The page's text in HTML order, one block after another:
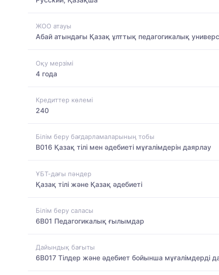
ЖОО атауы
Абай атындағы Қазақ ұлттық педагогикалық
Оқу мерзімі
4 года
Кредиттер көлемі
240
Білім беру бағдарламаларының тобы
B016 Қазақ тілі мен әдебиеті мұғалімдерін даярлау
ҰБТ-дағы пәндер
Қазақ тілі және Қазақ әдебиеті
Білім беру саласы
6B01 Педагогикалық ғылымдар
Дайындық бағыты
6B017 Тілдер және әдебиет бойынша мұғалімдерді